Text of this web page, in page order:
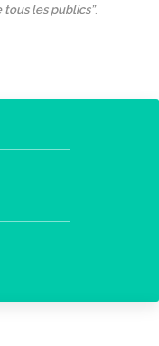
les publics”,